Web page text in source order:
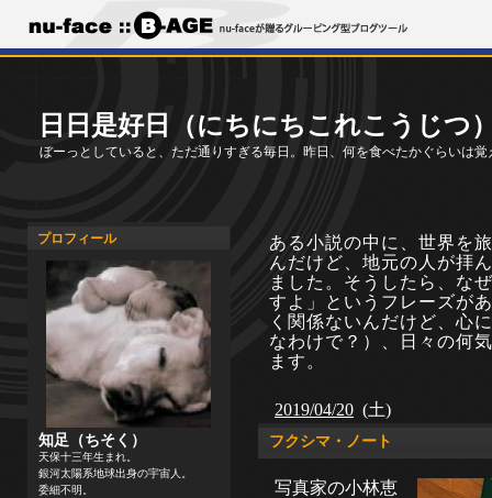
日日是好日（にちにちこれこうじつ
ぼーっとしていると、ただ通りすぎる毎日。昨日、何を食べたかぐらいは
ある小説の中に、世界を
んだけど、地元の人が拝
ました。そうしたら、な
すよ」というフレーズが
く関係ないんだけど、心
なわけで？）、日々の何
ます。
2019/04/20 (土)
フクシマ・ノート
写真家の小林恵
プロフィール
知足（ちそく）
天保十三年生まれ。
銀河太陽系地球出身の宇宙人。
委細不明。